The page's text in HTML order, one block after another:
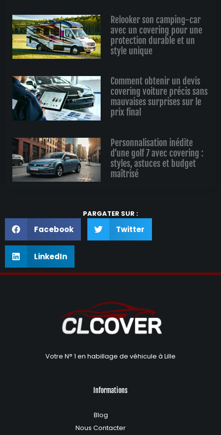
Relooker son camping-car
avec un covering pour une
protection durable et un
style unique
Comment obtenir un devis
covering voiture précis sans
mauvaises surprises sur le
prix final
Personnalisation inédite
d’une golf 7 avec covering :
styles, astuces et budget
maîtrisé
PARGATER SUR :
Facebook Twitter
LinkedIn
Votre N° 1 en habillage de véhicule à Lille
Informations
Blog
Nous Contacter